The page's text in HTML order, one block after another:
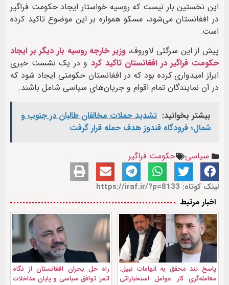
این نخستین بار نیست که روسیه خواستار ایجاد حکومت فراگیر
در افغانستان می‌شود، مسکو همواره بر این موضوع تاکید کرده
است.
پیش از این سرگئی لاوروف،وزیر خارجه روسیه بار دیگر بر ایجاد
حکومت فراگیر در افغانستان تاکید کرد و در یک نشست خبری
ابراز امیدواری کرده بود که در افغانستان حکومتی ایجاد شود که
در آن نمایند‌گان تمام اقوام و جریان‌های سیاسی شامل باشند.
بیشتر بخوانید: تشدید حملات مخالفان طالبان در جنوب و
شمال؛ فرودگاه قندوز هدف حمله قرار گرفت
سیاسی حکومت فراگیر
لینک کوتاه: https://iraf.ir/?p=8133
اخبار مرتبط
پاسخ تند محقق به اتهامات نبیل:
معامله‌گری کار عوامل استخباراتی
راه حل بحران افغانستان از نگاه
اتمر: توافق سیاسی و پایان مداخلات